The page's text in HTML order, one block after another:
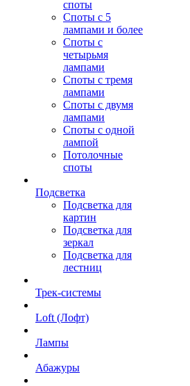
споты
Споты с 5
лампами и более
Споты с
четырьмя
лампами
Споты с тремя
лампами
Споты с двумя
лампами
Споты с одной
лампой
Потолочные
споты
Подсветка
Подсветка для
картин
Подсветка для
зеркал
Подсветка для
лестниц
Трек-системы
Loft (Лофт)
Лампы
Абажуры